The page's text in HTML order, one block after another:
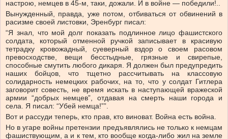
настрою, немцев в 45-м, таки, дожали. И в войне — победили!..
Вынужденный, правда, уже потом, отбиваться от обвинений в
расизме своей листовки, Эренбург писал:
“Я знал, что мой долг показать подлинное лицо фашистского
солдата, который отменной ручкой записывает в красивую
тетрадку кровожадный, суеверный вздор о своем расовом
превосходстве, вещи бесстыдные, грязные и свирепые,
способные смутить любого дикаря. Я должен был предупредить
наших бойцов, что тщетно рассчитывать на классовую
солидарность немецких рабочих, на то, что у солдат Гитлера
заговорит совесть, не время искать в наступающей вражеской
армии “добрых немцев”, отдавая на смерть наши города и
села. Я писал: “Убей немца!””.
Вот и рассуди теперь, кто прав, кто виноват. Война есть война.
Но в угаре войны претензии предъявлялись не только к немцам
фашиствующим, а и к тем, кто вообще когда-либо жил на земле